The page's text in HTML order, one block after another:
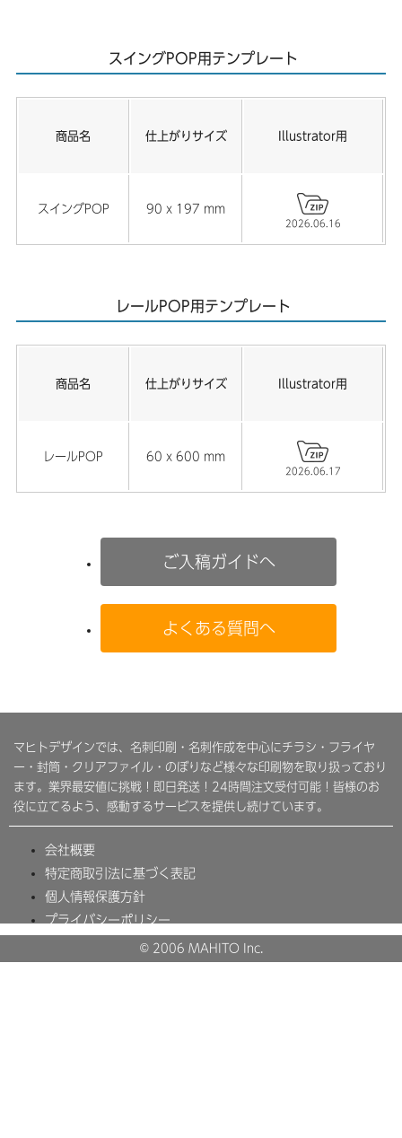
スイングPOP用テンプレート
商品名 仕上がりサイズ Illustrator用
スイングPOP 90 x 197 mm
2026.06.16
レールPOP用テンプレート
商品名 仕上がりサイズ Illustrator用
レールPOP 60 x 600 mm
2026.06.17
ご入稿ガイドへ
よくある質問へ
マヒトデザインでは、名刺印刷・名刺作成を中心にチラシ・フライヤ
ー・封筒・クリアファイル・のぼりなど様々な印刷物を取り扱っており
ます。業界最安値に挑戦！即日発送！24時間注文受付可能！皆様のお
役に立てるよう、感動するサービスを提供し続けています。
会社概要
特定商取引法に基づく表記
個人情報保護方針
プライバシーポリシー
© 2006 MAHITO Inc.